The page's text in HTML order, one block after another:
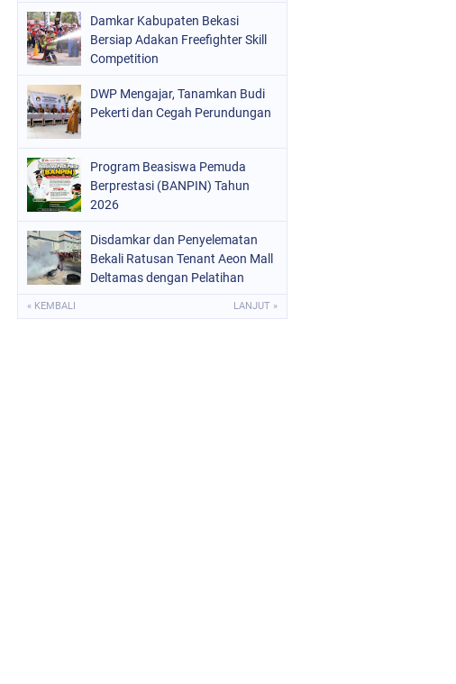
Damkar Kabupaten Bekasi
Bersiap Adakan Freefighter Skill
Competition
DWP Mengajar, Tanamkan Budi
Pekerti dan Cegah Perundungan
Program Beasiswa Pemuda
Berprestasi (BANPIN) Tahun
2026
Disdamkar dan Penyelematan
Bekali Ratusan Tenant Aeon Mall
Deltamas dengan Pelatihan
« KEMBALI LANJUT »